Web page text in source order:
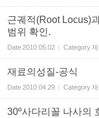
근궤적(Root Locus)
범위 확인.
Date2010.05.02 Category
재료의성질-공식
Date2010.04.29 Category재
30º사다리꼴 나사의